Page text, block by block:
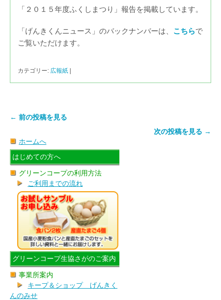
「２０１５年度ふくしまつり」報告を掲載しています。
「げんきくんニュース」のバックナンバーは、 こちらで
ご覧いただけます。
カテゴリー: 広報紙 |
← 前の投稿を見る
次の投稿を見る →
ホームへ
はじめての方へ
グリーンコープの利用方法
ご利用までの流れ
グリーンコープ生協さがのご案内
事業所案内
キープ＆ショップ げんきく
んのみせ